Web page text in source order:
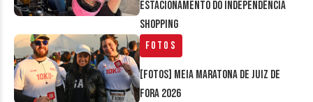
estacionamento do Independência
Shopping
Fotos
[FOTOS] Meia Maratona de Juiz de
Fora 2026